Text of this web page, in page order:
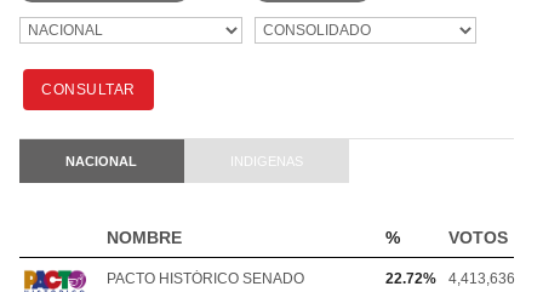
CONSULTAR
NACIONAL INDIGENAS
NOMBRE % VOTOS
PACTO HISTÓRICO SENADO 22.72% 4,413,636